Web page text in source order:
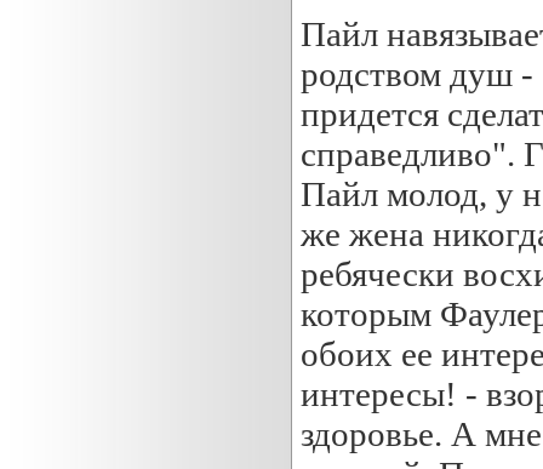
Пайл
родством душ
придется
справедливо".
Пайл молод, у
же жена
ребячески
которым
обоих ее
интересы! -
здоровье. А